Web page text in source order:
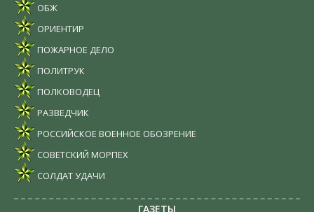
ОБЖ
ОРИЕНТИР
ПОЖАРНОЕ ДЕЛО
ПОЛИТРУК
ПОЛКОВОДЕЦ
РАЗВЕДЧИК
РОССИЙСКОЕ ВОЕННОЕ ОБОЗРЕНИЕ
СОВЕТСКИЙ МОРПЕХ
СОЛДАТ УДАЧИ
ГАЗЕТЫ